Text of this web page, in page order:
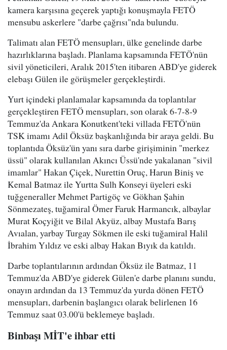
kamera karşısına geçerek yaptığı konuşmayla FETÖ
mensubu askerlere "darbe çağrısı"nda bulundu.
Talimatı alan FETÖ mensupları, ülke genelinde darbe
hazırlıklarına başladı. Planlama kapsamında FETÖ'nün
sivil yöneticileri, Aralık 2015'ten itibaren ABD'ye giderek
elebaşı Gülen ile görüşmeler gerçekleştirdi.
Yurt içindeki planlamalar kapsamında da toplantılar
gerçekleştiren FETÖ mensupları, son olarak 6-7-8-9
Temmuz'da Ankara Konutkent'teki villada FETÖ'nün
TSK imamı Adil Öksüz başkanlığında bir araya geldi. Bu
toplantıda Öksüz'ün yanı sıra darbe girişiminin "merkez
üssü" olarak kullanılan Akıncı Üssü'nde yakalanan "sivil
imamlar" Hakan Çiçek, Nurettin Oruç, Harun Biniş ve
Kemal Batmaz ile Yurtta Sulh Konseyi üyeleri eski
tuğgeneraller Mehmet Partigöç ve Gökhan Şahin
Sönmezateş, tuğamiral Ömer Faruk Harmancık, albaylar
Murat Koçyiğit ve Bilal Akyüz, albay Mustafa Barış
Avıalan, yarbay Turgay Sökmen ile eski tuğamiral Halil
İbrahim Yıldız ve eski albay Hakan Bıyık da katıldı.
Darbe toplantılarının ardından Öksüz ile Batmaz, 11
Temmuz'da ABD'ye giderek Gülen'e darbe planını sundu,
onayın ardından da 13 Temmuz'da yurda dönen FETÖ
mensupları, darbenin başlangıcı olarak belirlenen 16
Temmuz saat 03.00'ü beklemeye başladı.
Binbaşı MİT'e ihbar etti